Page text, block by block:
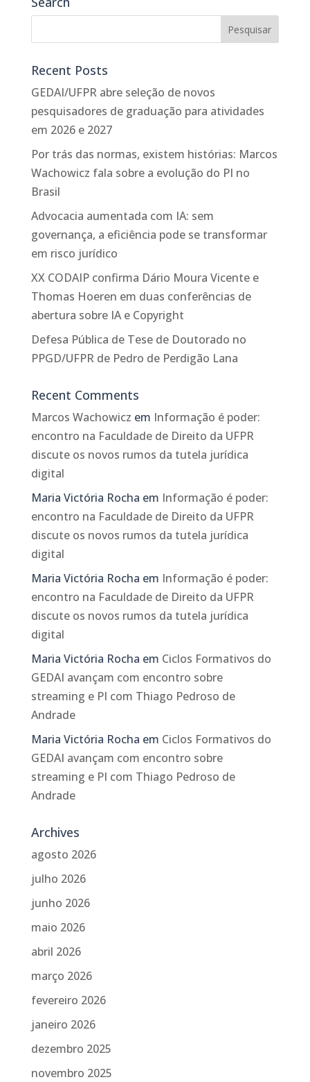
Recent Posts
GEDAI/UFPR abre seleção de novos
pesquisadores de graduação para atividades
em 2026 e 2027
Por trás das normas, existem histórias: Marcos
Wachowicz fala sobre a evolução do PI no
Brasil
Advocacia aumentada com IA: sem
governança, a eficiência pode se transformar
em risco jurídico
XX CODAIP confirma Dário Moura Vicente e
Thomas Hoeren em duas conferências de
abertura sobre IA e Copyright
Defesa Pública de Tese de Doutorado no
PPGD/UFPR de Pedro de Perdigão Lana
Recent Comments
Marcos Wachowicz em Informação é poder:
encontro na Faculdade de Direito da UFPR
discute os novos rumos da tutela jurídica
digital
Maria Victória Rocha em Informação é poder:
encontro na Faculdade de Direito da UFPR
discute os novos rumos da tutela jurídica
digital
Maria Victória Rocha em Informação é poder:
encontro na Faculdade de Direito da UFPR
discute os novos rumos da tutela jurídica
digital
Maria Victória Rocha em Ciclos Formativos do
GEDAI avançam com encontro sobre
streaming e PI com Thiago Pedroso de
Andrade
Maria Victória Rocha em Ciclos Formativos do
GEDAI avançam com encontro sobre
streaming e PI com Thiago Pedroso de
Andrade
Archives
agosto 2026
julho 2026
junho 2026
maio 2026
abril 2026
março 2026
fevereiro 2026
janeiro 2026
dezembro 2025
novembro 2025